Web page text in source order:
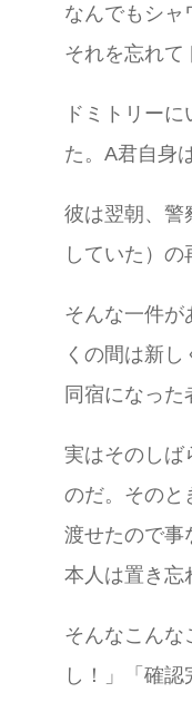
なんでもシャ
それを忘れて
ドミトリー
た。A君自身
彼は翌朝、警
していた）の
そんな一件が
くの間は新
同宿になっ
実はそのしば
のだ。そのと
渡せたので事
本人は置き忘
そんなこんな
し！」「確